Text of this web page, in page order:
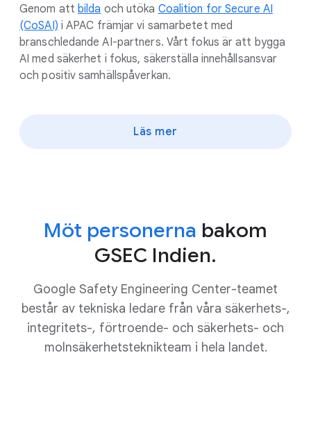
Genom att bilda och utöka Coalition for Secure AI
(CoSAI) i APAC främjar vi samarbetet med
branschledande AI-partners. Vårt fokus är att bygga
AI med säkerhet i fokus, säkerställa innehållsansvar
och positiv samhällspåverkan.
Läs mer
Möt personerna bakom
GSEC Indien.
Google Safety Engineering Center-teamet
består av tekniska ledare från våra säkerhets-,
integritets-, förtroende- och säkerhets- och
molnsäkerhetsteknikteam i hela landet.